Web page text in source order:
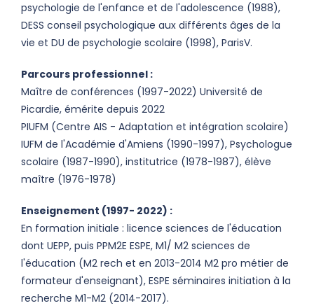
psychologie de l'enfance et de l'adolescence (1988),
DESS conseil psychologique aux différents âges de la
vie et DU de psychologie scolaire (1998), ParisV.
Parcours professionnel :
Maître de conférences (1997-2022) Université de
Picardie, émérite depuis 2022
PIUFM (Centre AIS - Adaptation et intégration scolaire)
IUFM de l'Académie d'Amiens (1990-1997), Psychologue
scolaire (1987-1990), institutrice (1978-1987), élève
maître (1976-1978)
Enseignement (1997- 2022) :
En formation initiale : licence sciences de l'éducation
dont UEPP, puis PPM2E ESPE, M1/ M2 sciences de
l'éducation (M2 rech et en 2013-2014 M2 pro métier de
formateur d'enseignant), ESPE séminaires initiation à la
recherche M1-M2 (2014-2017).